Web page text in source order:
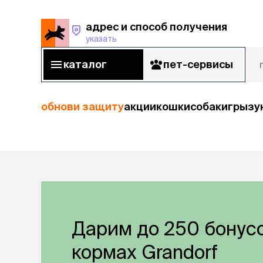
адрес и способ получения
указать
каталог пет-сервисы
обнови защитуакциикошкисобаки
птицы
Сухой корм
Влажный
Лечебный и
адрес и способ получения
каталог пет-сервисы
Дарим до 250
кормах Grandorf